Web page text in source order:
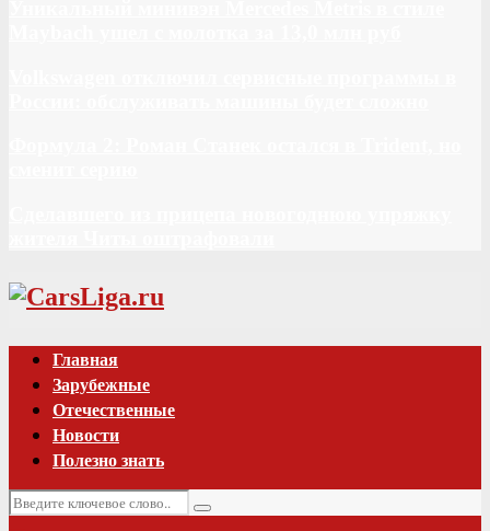
Vk
Главная
Зарубежные
Отечественные
Новости
Полезно знать
Искать:
Поиск